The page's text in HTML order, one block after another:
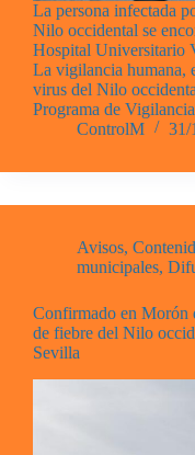
La persona infectada
Nilo occidental se
Hospital Universitario
La vigilancia humana,
virus del Nilo
Programa de
ControlM
31/
Avisos,
municipales,
Confirmado en Morón
de fiebre del Nilo
Sevilla